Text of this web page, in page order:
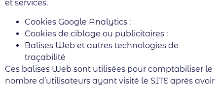
et services.
Cookies Google Analytics :
Cookies de ciblage ou publicitaires :
Balises Web et autres technologies de
traçabilité
Ces balises Web sont utilisées pour comptabiliser le
nombre d’utilisateurs ayant visité le SITE après avoir